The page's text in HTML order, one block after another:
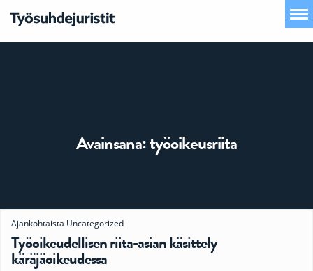
Avainsana:työoikeusriita
Ajankohtaista Uncategorized
Työoikeudellisen riita-asian käsittely
käräjäoikeudessa